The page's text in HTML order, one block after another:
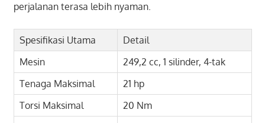
perjalanan terasa lebih nyaman.
Spesifikasi Utama
Detail
Mesin
249,2 cc, 1 silinder, 4-tak
Tenaga Maksimal
21 hp
Torsi Maksimal
20 Nm